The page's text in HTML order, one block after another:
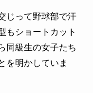
じって野球部で汗
もショートカット
同級生の女子たち
を明かしていま